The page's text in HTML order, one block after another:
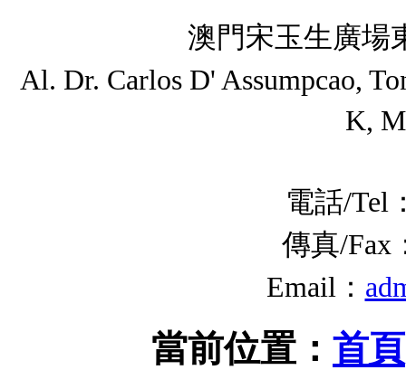
澳門宋玉生廣場
Al. Dr. Carlos D' Assumpcao,
K,
電話/Tel
傳真/Fax
Email：
當前位置： 首頁